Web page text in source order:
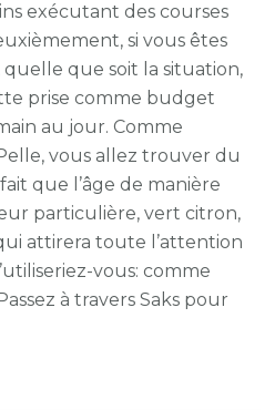
exécutant des courses
si vous êtes
quelle que soit la situation,
prise comme budget
au jour. Comme
vous allez trouver du
que l’âge de manière
particulière, vert citron,
attirera toute l’attention
vous: comme
à travers Saks pour